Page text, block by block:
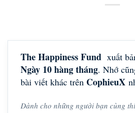
The Happiness Fund xuất
Ngày 10 hàng tháng. Nhớ
bài viết khác trên CophieuX
Dành cho những người bạn cùng